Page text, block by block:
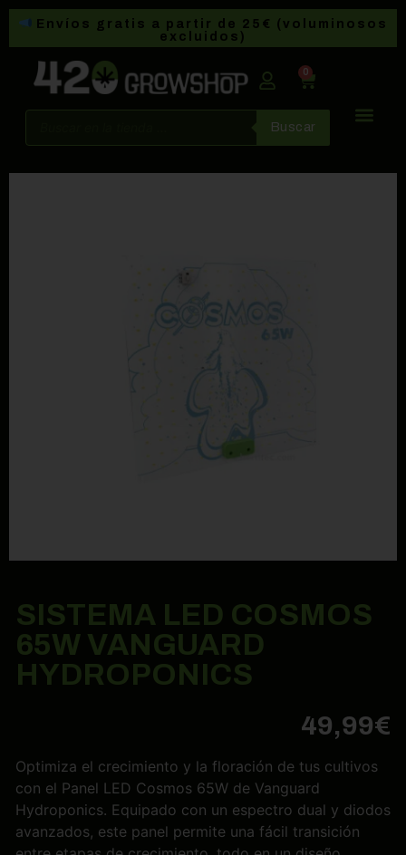
Envíos gratis a partir de 25€ (voluminosos
excluidos)
0
Buscar
SISTEMA LED COSMOS
65W VANGUARD
HYDROPONICS
49,99€
Optimiza el crecimiento y la floración de tus cultivos
con el Panel LED Cosmos 65W de Vanguard
Hydroponics. Equipado con un espectro dual y diodos
avanzados, este panel permite una fácil transición